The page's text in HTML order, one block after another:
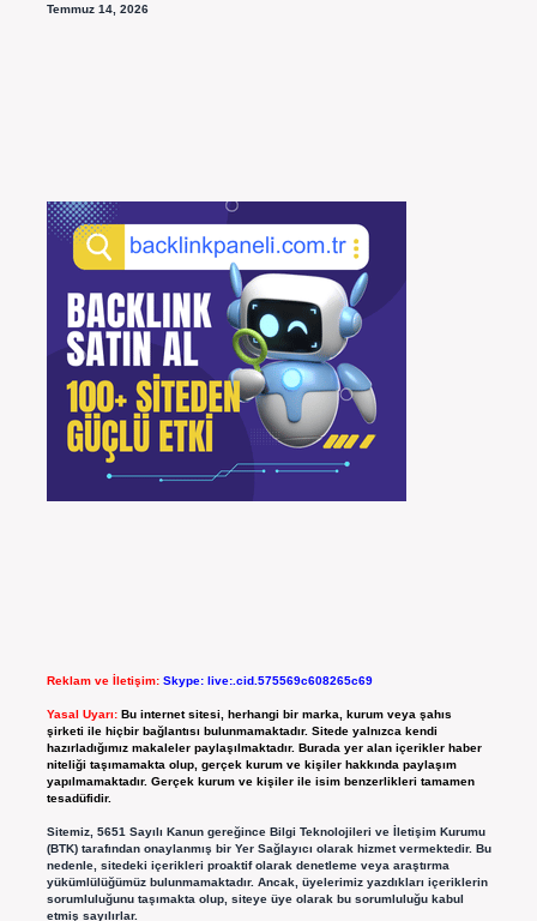
Temmuz 14, 2026
Reklam ve İletişim: Skype: live:.cid.575569c608265c69
Yasal Uyarı: Bu internet sitesi, herhangi bir marka, kurum veya şahıs
şirketi ile hiçbir bağlantısı bulunmamaktadır. Sitede yalnızca kendi
hazırladığımız makaleler paylaşılmaktadır. Burada yer alan içerikler haber
niteliği taşımamakta olup, gerçek kurum ve kişiler hakkında paylaşım
yapılmamaktadır. Gerçek kurum ve kişiler ile isim benzerlikleri tamamen
tesadüfidir.
Sitemiz, 5651 Sayılı Kanun gereğince Bilgi Teknolojileri ve İletişim Kurumu
(BTK) tarafından onaylanmış bir Yer Sağlayıcı olarak hizmet vermektedir. Bu
nedenle, sitedeki içerikleri proaktif olarak denetleme veya araştırma
yükümlülüğümüz bulunmamaktadır. Ancak, üyelerimiz yazdıkları içeriklerin
sorumluluğunu taşımakta olup, siteye üye olarak bu sorumluluğu kabul
etmiş sayılırlar.